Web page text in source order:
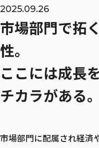
キャリア採用 TOP
キャリア登録
2025.09.26
市場部門で拓
性。
ここには成長
チカラがある。
市場部門に配属され経済